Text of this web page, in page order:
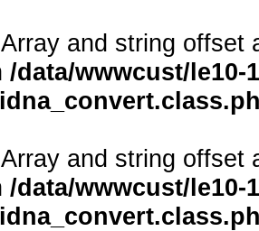
and string offset
/data/wwwcust/
and string offset
/data/wwwcust/